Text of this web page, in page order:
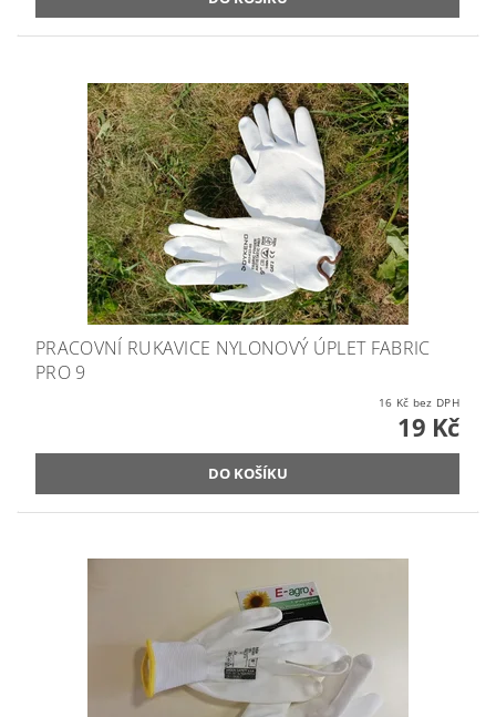
PRACOVNÍ RUKAVICE NYLONOVÝ ÚPLET FABRIC
PRO 9
16 Kč bez DPH
19 Kč